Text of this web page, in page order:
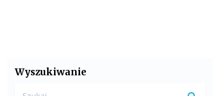
Wyszukiwanie